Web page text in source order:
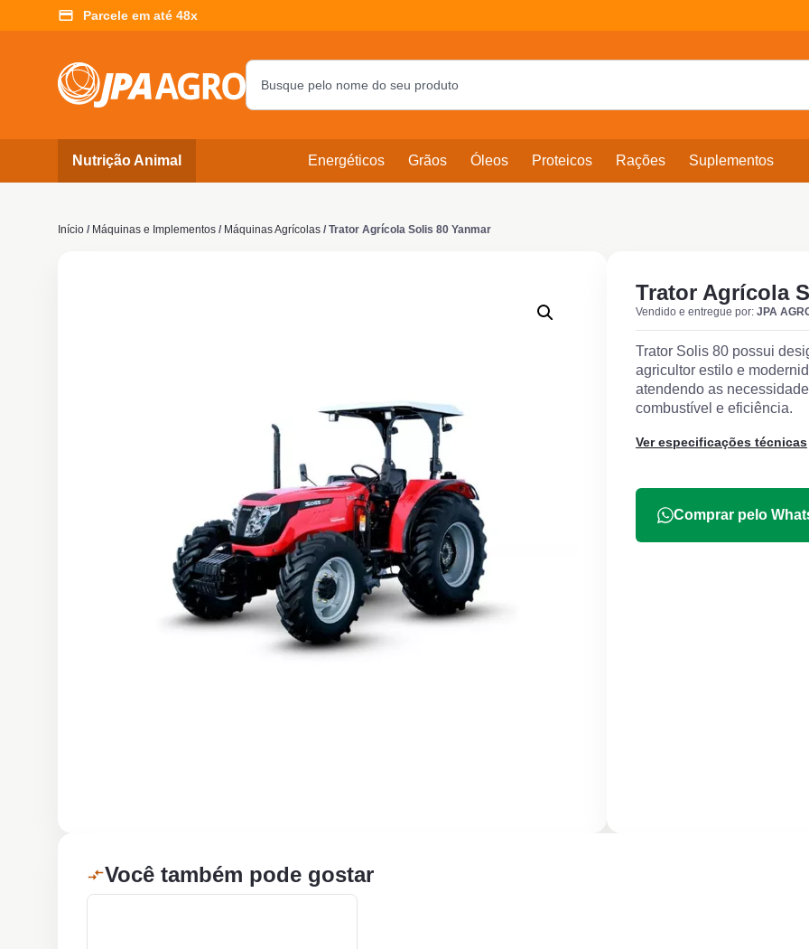
Parcele em até 48x
Nutrição Animal Energéticos Grãos Óleos Proteicos Rações Suplementos
Início / Máquinas e Implementos / Máquinas Agrícolas / Trator Agrícola Solis 80 Yanmar
Trator Agrícola
Vendido e entregue por: JPA
Trator Solis 80 possui
agricultor estilo e
atendendo as
combustível e eficiência.
Ver especificações técnicas
Comprar pelo
Você também pode gostar